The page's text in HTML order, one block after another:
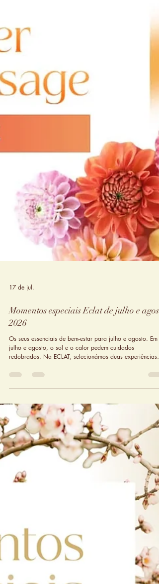
17 de jul.
2026
Os seus essenciais de bem-estar para julho e agosto. Em
redobrados. Na ECLAT, selecionámos duas experiências
exclusivas para cuidar de si: ✨ Facial 50+ | 57€ – O
Summer Massage | 52€ – Uma massagem desenhada
aliviar tensões e refrescar o corpo. Invista no seu bem-estar
enquanto aproveita os dias mais longos e quentes do ano!
Contacte-nos para mais informações!